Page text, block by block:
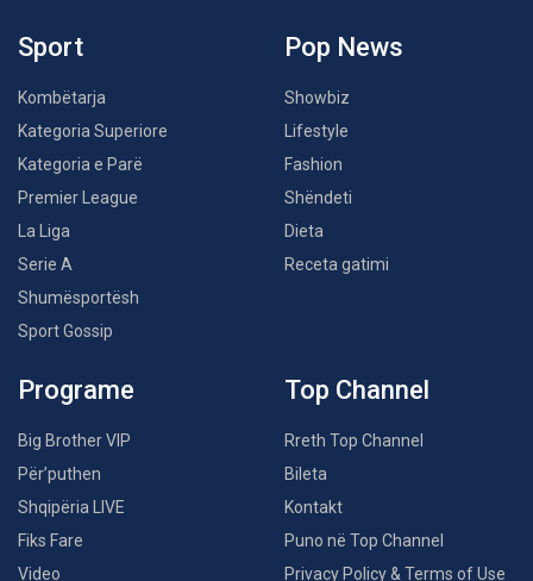
Sport
Kombëtarja
Kategoria Superiore
Kategoria e Parë
Premier League
La Liga
Serie A
Shumësportësh
Sport Gossip
Pop News
Showbiz
Lifestyle
Fashion
Shëndeti
Dieta
Receta gatimi
Programe
Big Brother VIP
Për’puthen
Shqipëria LIVE
Fiks Fare
Video
Top Channel
Rreth Top Channel
Bileta
Kontakt
Puno në Top Channel
Privacy Policy & Terms of Use